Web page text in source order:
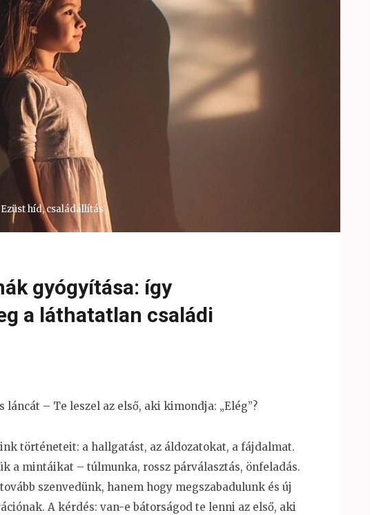
Ezüst híd, családállítás
gyógyítása: így
a láthatatlan családi
láncát – Te leszel az első, aki kimondja: „Elég”?
történeteit: a hallgatást, az áldozatokat, a fájdalmat.
a mintáikat – túlmunka, rossz párválasztás, önfeladás.
szenvedünk, hanem hogy megszabadulunk és új
A kérdés: van-e bátorságod te lenni az első, aki